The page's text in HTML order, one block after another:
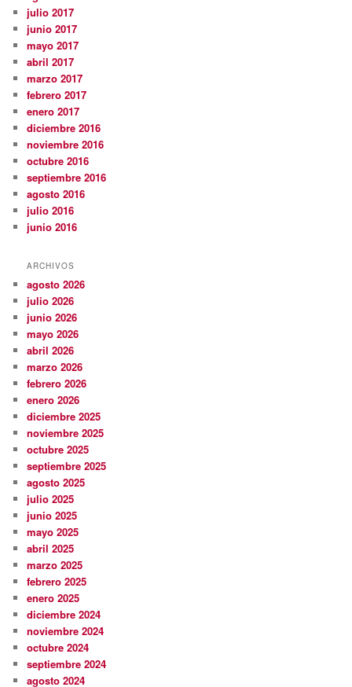
julio 2017
junio 2017
mayo 2017
abril 2017
marzo 2017
febrero 2017
enero 2017
diciembre 2016
noviembre 2016
octubre 2016
septiembre 2016
agosto 2016
julio 2016
junio 2016
ARCHIVOS
agosto 2026
julio 2026
junio 2026
mayo 2026
abril 2026
marzo 2026
febrero 2026
enero 2026
diciembre 2025
noviembre 2025
octubre 2025
septiembre 2025
agosto 2025
julio 2025
junio 2025
mayo 2025
abril 2025
marzo 2025
febrero 2025
enero 2025
diciembre 2024
noviembre 2024
octubre 2024
septiembre 2024
agosto 2024